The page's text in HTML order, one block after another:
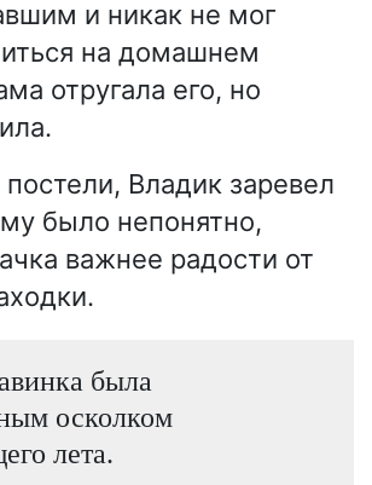
и никак не мог
на домашнем
отругала его, но
Владик заревел
было непонятно,
важнее радости от
была
осколком
лета.